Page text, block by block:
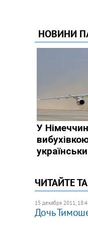
ЧИТАЙТЕ
15 декабря 2011,
Дочь